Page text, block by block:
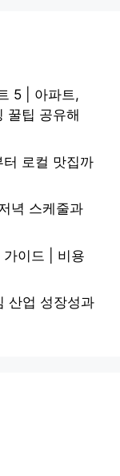
5 | 아파트,
꿀팁 공유해
로컬 맛집까
녁 스케줄과
가이드 | 비용
산업 성장성과